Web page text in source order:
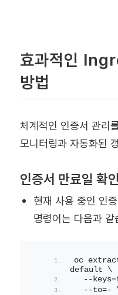
효과적인
방법
체계적인 인증서 관리
모니터링과 자동화된
인증서 만료일 확
현재 사용 중인 인
명령어는 다음과 같
oc
default \
--
--to=-